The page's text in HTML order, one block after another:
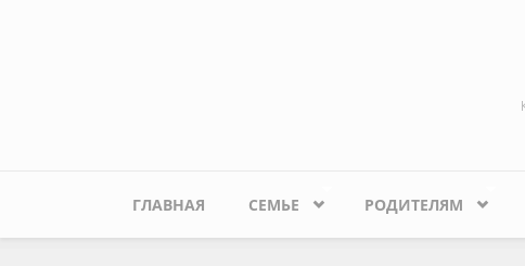
ГЛАВНАЯ СЕМЬЕ РОДИТЕЛЯМ